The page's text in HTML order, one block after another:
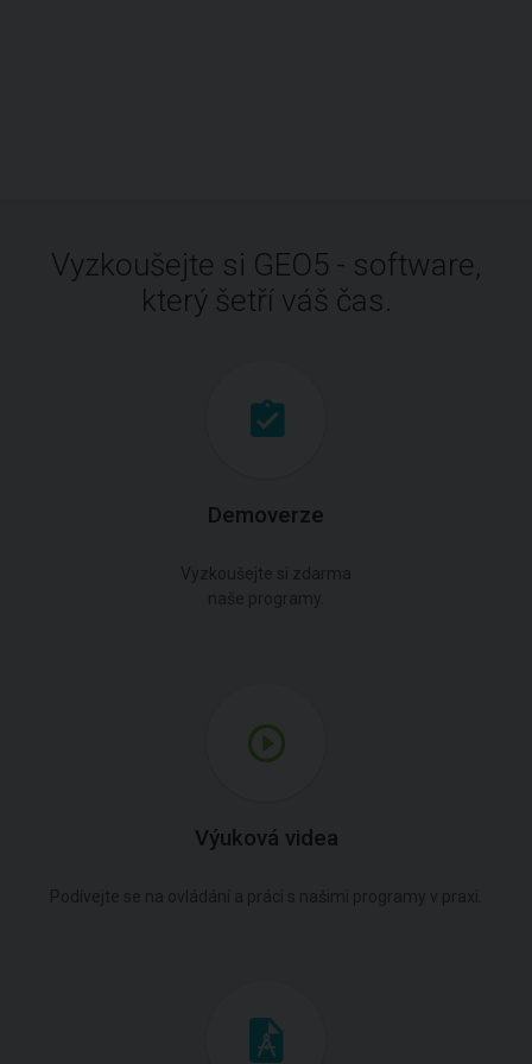
Vyzkoušejte si GEO5 - software,
který šetří váš čas.
Demoverze
Výuková videa